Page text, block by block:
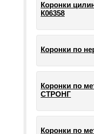
Коронки
К06358
Коронки по
Коронки по
СТРОНГ
Коронки по